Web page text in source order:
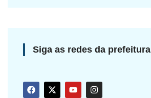
Siga as redes da prefeitura